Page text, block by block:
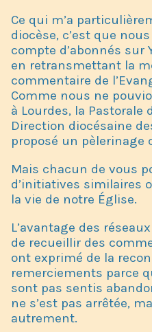
Ce qui m’a
diocèse, c’est que
compte d’abonnés sur
en retransmettant la
commentaire de
Comme nous ne
à Lourdes, la Pastorale
Direction diocésaine
proposé un pèlerinage
Mais chacun de vous
d’initiatives similaires
la vie de notre Église.
L’avantage des
de recueillir des
ont exprimé de la
remerciements parce
sont pas sentis
ne s’est pas arrêtée,
autrement.